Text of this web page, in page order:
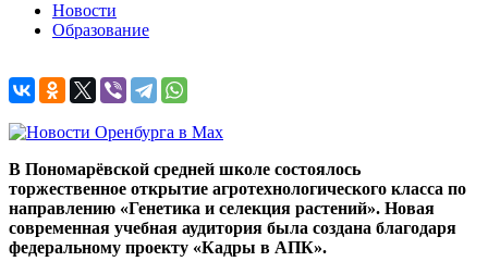
Новости
Образование
В Пономарёвской средней школе состоялось
торжественное открытие агротехнологического класса по
направлению «Генетика и селекция растений». Новая
современная учебная аудитория была создана благодаря
федеральному проекту «Кадры в АПК».